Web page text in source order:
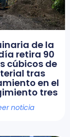
de la
retira 90
cúbicos de
tras
en el
tres
noticia